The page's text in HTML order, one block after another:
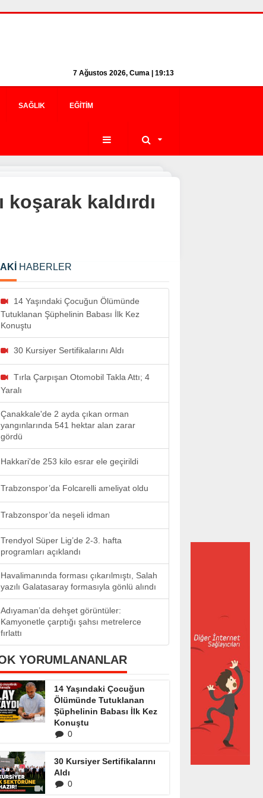
7 Ağustos 2026, Cuma | 19:13
SAĞLIK EĞITIM
kaldırdı
HABERLER
14 Yaşındaki Çocuğun Ölümünde
Tutuklanan Şüphelinin Babası İlk Kez
Konuştu
30 Kursiyer Sertifikalarını Aldı
Tırla Çarpışan Otomobil Takla Attı; 4
Yaralı
Çanakkale'de 2 ayda çıkan orman
yangınlarında 541 hektar alan zarar
gördü
Hakkari'de 253 kilo esrar ele geçirildi
Trabzonspor’da Folcarelli ameliyat oldu
Trabzonspor’da neşeli idman
Trendyol Süper Lig’de 2-3. hafta
programları açıklandı
Havalimanında forması çıkarılmıştı, Salah
yazılı Galatasaray formasıyla gönlü alındı
Adıyaman’da dehşet görüntüler:
Kamyonetle çarptığı şahsı metrelerce
fırlattı
YORUMLANANLAR
14 Yaşındaki Çocuğun
Ölümünde Tutuklanan
Şüphelinin Babası İlk Kez
Konuştu
0
30 Kursiyer Sertifikalarını
Aldı
0